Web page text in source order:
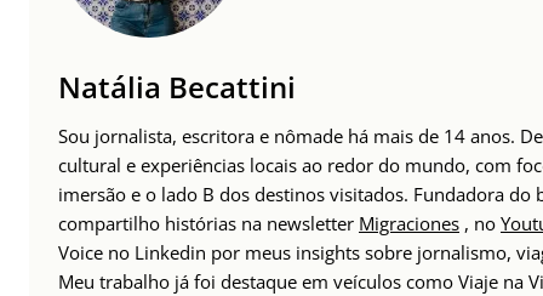
Natália Becattini
Sou jornalista, escritora e nômade há mais de 14 anos.
cultural e experiências locais ao redor do mundo, com
imersão e o lado B dos destinos visitados. Fundadora
compartilho histórias na newsletter Migraciones , no
Voice no Linkedin por meus insights sobre jornalismo,
Meu trabalho já foi destaque em veículos como Viaje na